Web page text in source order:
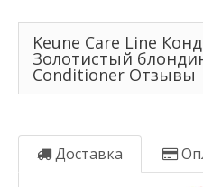
Keune Care Line
Золотистый
Conditioner Отзывы
Доставка